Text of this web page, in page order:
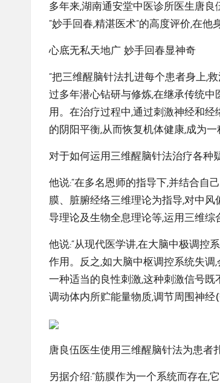
多年来,湖南通安堂中医诊所医生唐良
“妙手回春,精湛医术”的高度评价,在他
心底无私天地广 妙手回春显神奇
“把三维醒脑针法扎进每个患者身上,
过多年潜心钻研与修炼,在继承传统中
用。在治疗过程中,通过刺激神经和
的阴阳平衡,从而恢复机体健康,成为
对于如何运用三维醒脑针法治疗各种
他说:“在多名恩师的指导下,并结合自
膜、脏腑经络三维理论为指导,对中
导理论及生物全息理论等,运用三维综
他说:“从现代医学讲,在大脑中极调控
作用。反之,如大脑中枢调控系统失
一种适当的良性刺激,这种刺激信号
调动体内所贮能量物质,调节周围神经
唐良伍医生使用三维醒脑针法为患者
另据介绍:“筋膜作为一个系统而存在,